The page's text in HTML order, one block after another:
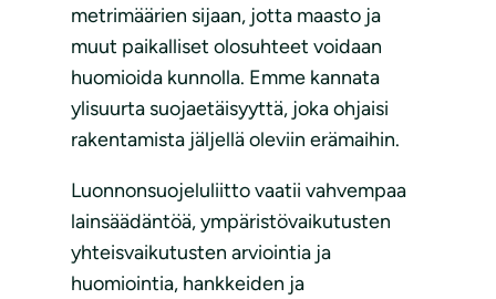
metrimäärien sijaan, jotta maasto ja
muut paikalliset olosuhteet voidaan
huomioida kunnolla. Emme kannata
ylisuurta suojaetäisyyttä, joka ohjaisi
rakentamista jäljellä oleviin erämaihin.
Luonnonsuojeluliitto vaatii vahvempaa
lainsäädäntöä, ympäristövaikutusten
yhteisvaikutusten arviointia ja
huomiointia, hankkeiden ja